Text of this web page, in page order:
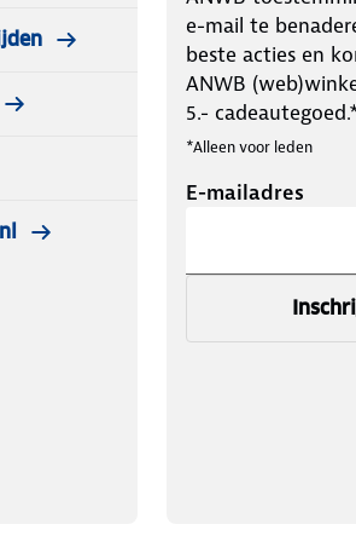
grip en een
ze niet retour
e-mail te
beste acties en
ANWB
5.-
*Alleen voor leden
E-mailadres